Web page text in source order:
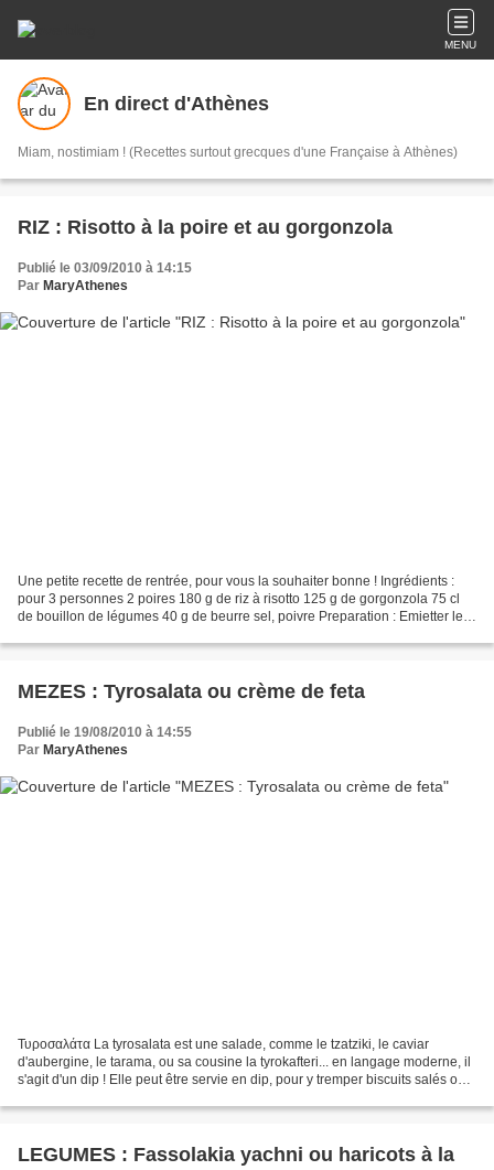
MENU
En direct d'Athènes
Miam, nostimiam ! (Recettes surtout grecques d'une Française à Athènes)
RIZ : Risotto à la poire et au gorgonzola
Publié le 03/09/2010 à 14:15
Par MaryAthenes
Une petite recette de rentrée, pour vous la souhaiter bonne ! Ingrédients :
pour 3 personnes 2 poires 180 g de riz à risotto 125 g de gorgonzola 75 cl
de bouillon de légumes 40 g de beurre sel, poivre Preparation : Emietter le
MEZES : Tyrosalata ou crème de feta
Publié le 19/08/2010 à 14:55
Par MaryAthenes
Τυροσαλάτα La tyrosalata est une salade, comme le tzatziki, le caviar
d'aubergine, le tarama, ou sa cousine la tyrokafteri... en langage moderne, il
s'agit d'un dip ! Elle peut être servie en dip, pour y tremper biscuits salés ou
LEGUMES : Fassolakia yachni ou haricots à la